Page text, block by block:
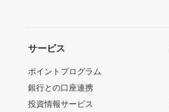
サービス
ポイントプログラム
銀行との口座連携
投資情報サービス